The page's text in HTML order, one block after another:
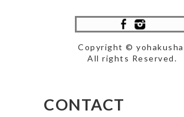
Copyright ©
All rights Reserved.
CONTACT